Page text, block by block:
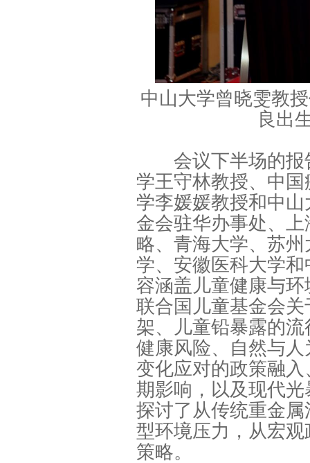
中山大学曾晓雯教
良出
会议下半场的报
学王守林教授、中
学李媛媛教授和中
金会驻华办事处、
略、青海大学、苏
学、安徽医科大学
容涵盖儿童健康与
联合国儿童基金会
架、儿童铅暴露的
健康风险、自然与
变化应对的政策融
期影响，以及现代
探讨了从传统重金
型环境压力，从宏
策略。